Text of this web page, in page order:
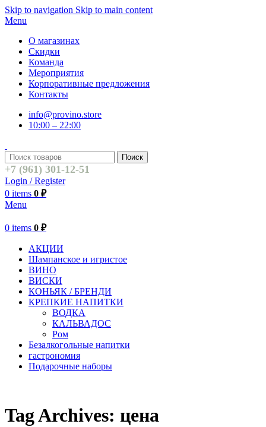
Skip to navigation Skip to main content
Menu
О магазинах
Скидки
Команда
Мероприятия
Корпоративные предложения
Контакты
info@provino.store
10:00 – 22:00
Поиск
+7 (961) 301-12-51
Login / Register
0 items 0 ₽
Menu
0 items 0 ₽
АКЦИИ
Шампанское и игристое
ВИНО
ВИСКИ
КОНЬЯК / БРЕНДИ
КРЕПКИЕ НАПИТКИ
ВОДКА
КАЛЬВАДОС
Ром
Безалкогольные напитки
гастрономия
Подарочные наборы
Tag Archives: цена